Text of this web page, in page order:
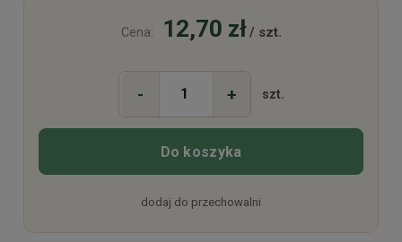
Cena: 12,70 zł/ szt.
- + szt.
Do koszyka
dodaj do przechowalni